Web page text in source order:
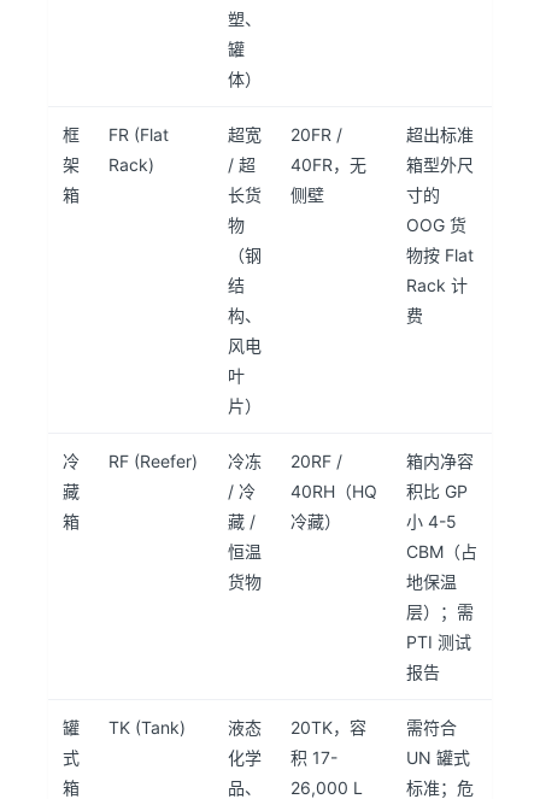
塑、
罐
体）
框
架
箱
FR (Flat
Rack)
超宽
/ 超
长货
物
（钢
结
构、
风电
叶
片）
20FR /
40FR，无
侧壁
超出标准
箱型外尺
寸的
OOG 货
物按 Flat
Rack 计
费
冷
藏
箱
RF (Reefer)
冷冻
/ 冷
藏 /
恒温
货物
20RF /
40RH（HQ
冷藏）
箱内净容
积比 GP
小 4-5
CBM（占
地保温
层）；需
PTI 测试
报告
罐
式
箱
TK (Tank)
液态
化学
品、
20TK，容
积 17-
26,000 L
需符合
UN 罐式
标准；危